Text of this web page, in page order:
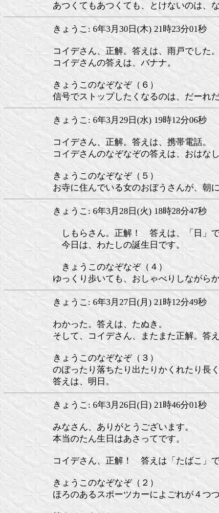
あつくてもあつくても、とけないのは、
きょうこ: 6年3月30日(木) 21時23分01秒
コイデさん、正解。答えは、雨戸でした
コイデさんの答えは、バナナ。
きょうこのなぞなぞ（６）
信号でストップしたくなるのは、だーれ
きょうこ: 6年3月29日(水) 19時12分06秒
コイデさん、正解。答えは、携帯電話。
コイデさんのなぞなぞの答えは、おはな
きょうこのなぞなぞ（５）
お寺に住んでいる女のおぼうさんが、朝
きょうこ: 6年3月28日(火) 18時28分47秒
しもらさん。正解！ 答えは、「日」
今日は、わたしの誕生日です。
きょうこのなぞなぞ（４）
ゆっくり歩いても、おしゃべりしなが
きょうこ: 6年3月27日(月) 21時12分49秒
わかった。答えは、たぬき。
そして、コイデさん、またまた正解。答
きょうこのなぞなぞ（３）
のぼったり落ちたり出たりかくれたり長
答えは、明日。
きょうこ: 6年3月26日(日) 21時46分01秒
みなさん、ありがとうございます。
本当のたん生日はあさってです。
コイデさん、正解！ 答えは「たばこ」
きょうこのなぞなぞ（２）
ほろのあるスポーツカーによごれが４つ